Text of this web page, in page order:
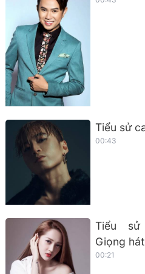
Tiểu sử
00:43
Tiểu
Giọng
00:21